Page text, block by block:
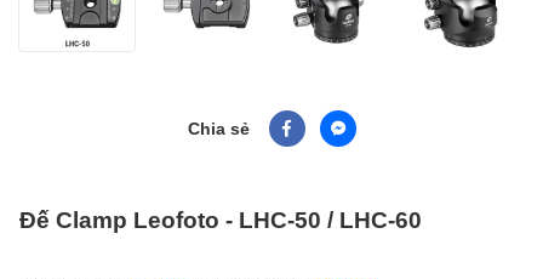
Chia sẻ
Đế Clamp Leofoto - LHC-50 / LHC-60